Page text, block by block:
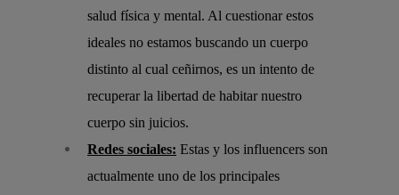
salud física y mental. Al cuestionar estos
ideales no estamos buscando un cuerpo
distinto al cual ceñirnos, es un intento de
recuperar la libertad de habitar nuestro
cuerpo sin juicios.
Redes sociales: Estas y los influencers son
actualmente uno de los principales